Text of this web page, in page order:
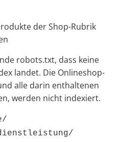
der Shop-Rubrik
robots.txt, dass keine
landet. Die Onlineshop-
alle darin enthaltenen
werden nicht indexiert.